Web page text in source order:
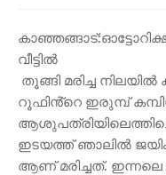
വീട്ടിൽ
തൂങ്ങി മരിച്ച നിലയിൽ
റൂഫിൻ്റെ ഇരുമ്പ്
ഇടയത്ത് ഞാലിൽ
ആണ് മരിച്ചത്. ഇന്നലെ